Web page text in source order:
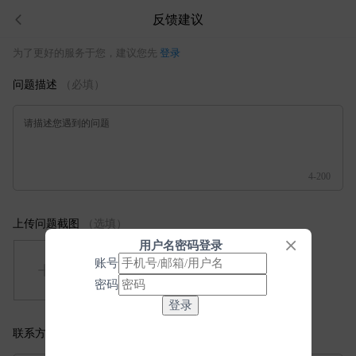
反馈建议
为了更好的服务于您，建议您先 登录
问题描述 （必填）
请描述您遇到的问题
4-200
上传问题截图 （选填）
联系方式
用户名密码登录
账号
密码